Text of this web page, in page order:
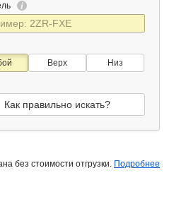
Верх Низ
Как правильно искать?
без стоимости отгрузки. Подробнее